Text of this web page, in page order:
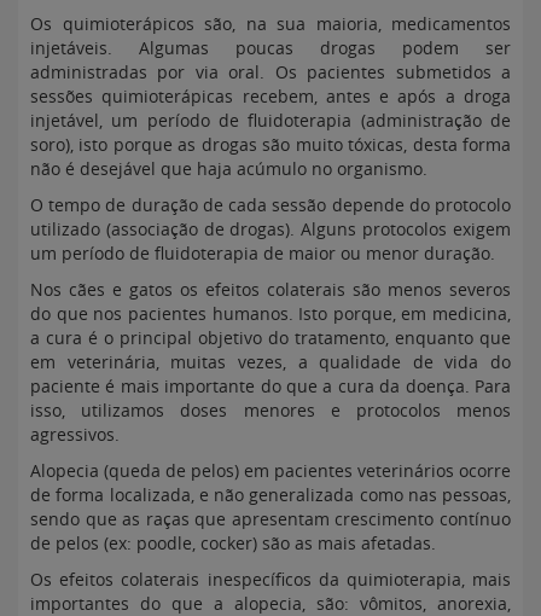
Os quimioterápicos são, na sua maioria, medicamentos
injetáveis. Algumas poucas drogas podem ser
administradas por via oral. Os pacientes submetidos a
sessões quimioterápicas recebem, antes e após a droga
injetável, um período de fluidoterapia (administração de
soro), isto porque as drogas são muito tóxicas, desta forma
não é desejável que haja acúmulo no organismo.
O tempo de duração de cada sessão depende do protocolo
utilizado (associação de drogas). Alguns protocolos exigem
um período de fluidoterapia de maior ou menor duração.
Nos cães e gatos os efeitos colaterais são menos severos
do que nos pacientes humanos. Isto porque, em medicina,
a cura é o principal objetivo do tratamento, enquanto que
em veterinária, muitas vezes, a qualidade de vida do
paciente é mais importante do que a cura da doença. Para
isso, utilizamos doses menores e protocolos menos
agressivos.
Alopecia (queda de pelos) em pacientes veterinários ocorre
de forma localizada, e não generalizada como nas pessoas,
sendo que as raças que apresentam crescimento contínuo
de pelos (ex: poodle, cocker) são as mais afetadas.
Os efeitos colaterais inespecíficos da quimioterapia, mais
importantes do que a alopecia, são: vômitos, anorexia,